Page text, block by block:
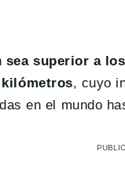
sea superior a
kilómetros, cuyo
en el mundo